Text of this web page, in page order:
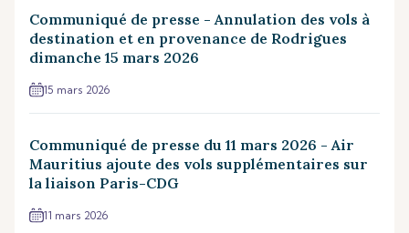
Communiqué de presse - Annulation des vols à
destination et en provenance de Rodrigues
dimanche 15 mars 2026
15 mars 2026
Communiqué de presse du 11 mars 2026 - Air
Mauritius ajoute des vols supplémentaires sur
la liaison Paris-CDG
11 mars 2026